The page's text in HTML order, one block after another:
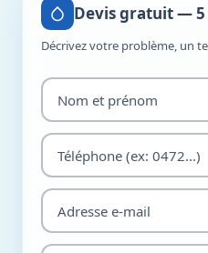
Devis gratuit —
Décrivez votre problème, un